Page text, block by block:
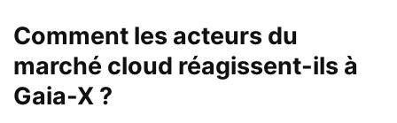
Comment les acteurs du
marché cloud réagissent-ils à
Gaia-X ?